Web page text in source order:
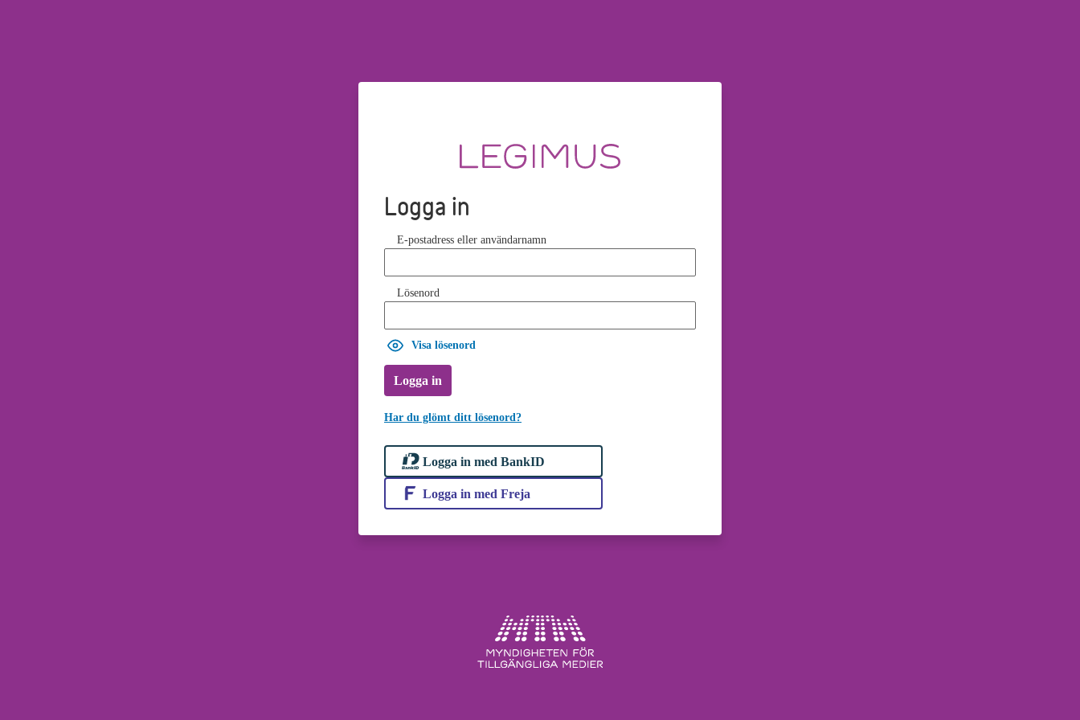
Logga in
E-postadress eller användarnamn
Lösenord
Visa lösenord
Logga in
Har du glömt ditt lösenord?
Logga in med BankID
Logga in med Freja